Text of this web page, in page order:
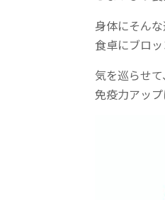
身体にそん
食卓にブロ
気を巡らせ
免疫力アッ